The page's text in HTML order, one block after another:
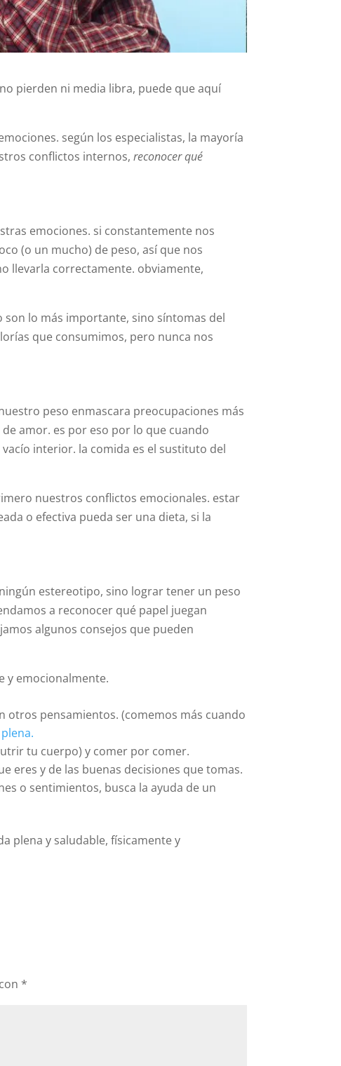
pierden ni media libra, puede que aquí
según los especialistas, la mayoría
conflictos internos,reconocer qué
emociones. si constantemente nos
(o un mucho) de peso, así que nos
llevarla correctamente. obviamente,
lo más importante, sino síntomas del
que consumimos, pero nunca nos
peso enmascara preocupaciones más
amor. es por eso por lo que cuando
interior. la comida es el sustituto del
nuestros conflictos emocionales. estar
o efectiva pueda ser una dieta, si la
estereotipo, sino lograr tener un peso
a reconocer qué papel juegan
algunos consejos que pueden
y emocionalmente.
otros pensamientos. (comemos más cuando
tu cuerpo) y comer por comer.
eres y de las buenas decisiones que tomas.
o sentimientos, busca la ayuda de un
plena y saludable, físicamente y
*